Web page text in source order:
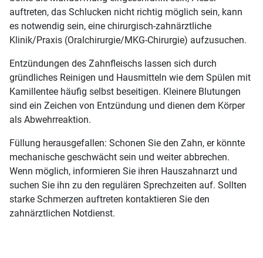
auftreten, das Schlucken nicht richtig möglich sein, kann
es notwendig sein, eine chirurgisch-zahnärztliche
Klinik/Praxis (Oralchirurgie/MKG-Chirurgie) aufzusuchen.
Entzündungen des Zahnfleischs lassen sich durch
gründliches Reinigen und Hausmitteln wie dem Spülen mit
Kamillentee häufig selbst beseitigen. Kleinere Blutungen
sind ein Zeichen von Entzündung und dienen dem Körper
als Abwehrreaktion.
Füllung herausgefallen: Schonen Sie den Zahn, er könnte
mechanische geschwächt sein und weiter abbrechen.
Wenn möglich, informieren Sie ihren Hauszahnarzt und
suchen Sie ihn zu den regulären Sprechzeiten auf. Sollten
starke Schmerzen auftreten kontaktieren Sie den
zahnärztlichen Notdienst.